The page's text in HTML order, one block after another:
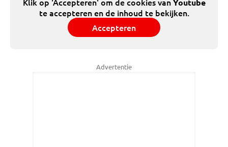
Youtube
te accepteren en de inhoud te bekijken.
Accepteren
Advertentie